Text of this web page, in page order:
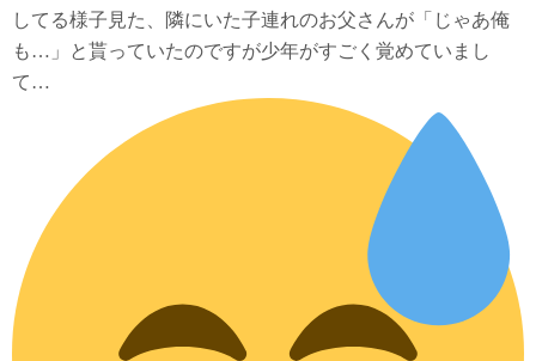
してる様子見た、隣にいた子連れのお父さんが「じゃあ俺
も…」と貰っていたのですが少年がすごく覚めていまし
て…